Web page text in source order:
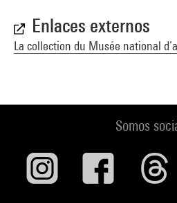
Enlaces externos
La collection du Musée national
Somos